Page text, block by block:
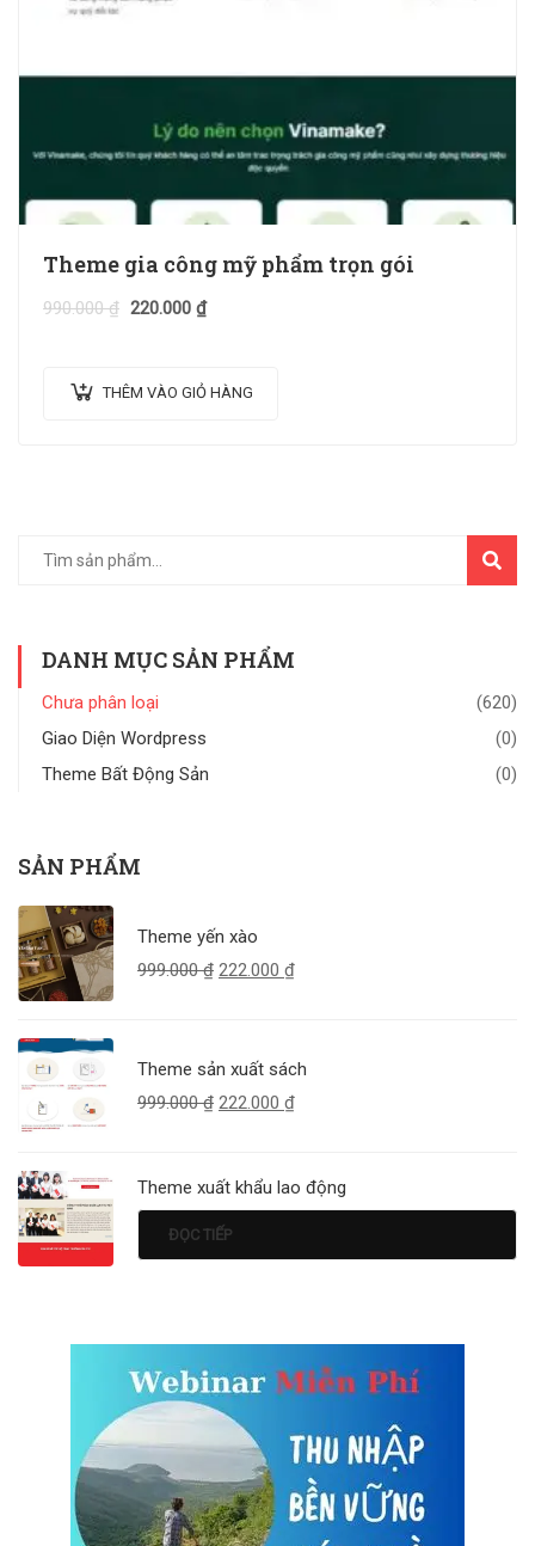
Theme gia công mỹ phẩm trọn gói
990.000₫ 220.000 ₫
THÊM VÀO GIỎ HÀNG
TÌM
DANH MỤC SẢN PHẨM
Chưa phân loại
(620)
Giao Diện Wordpress
(0)
Theme Bất Động Sản
(0)
SẢN PHẨM
Theme yến xào
999.000₫ 222.000 ₫
Theme sản xuất sách
999.000₫ 222.000 ₫
Theme xuất khẩu lao động
ĐỌC TIẾP